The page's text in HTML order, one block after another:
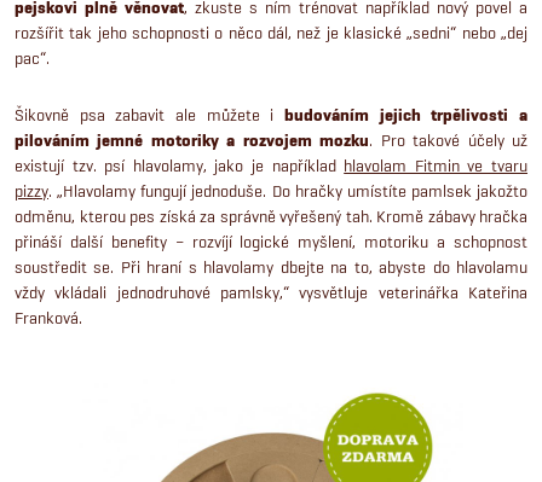
pejskovi plně věnovat, zkuste s ním trénovat například nový povel a
rozšířit tak jeho schopnosti o něco dál, než je klasické „sedni“ nebo „dej
pac“.
Šikovně psa zabavit ale můžete i budováním jejich trpělivosti a
pilováním jemné motoriky a rozvojem mozku. Pro takové účely už
existují tzv. psí hlavolamy, jako je například hlavolam Fitmin ve tvaru
pizzy. „Hlavolamy fungují jednoduše. Do hračky umístíte pamlsek jakožto
odměnu, kterou pes získá za správně vyřešený tah. Kromě zábavy hračka
přináší další benefity – rozvíjí logické myšlení, motoriku a schopnost
soustředit se. Při hraní s hlavolamy dbejte na to, abyste do hlavolamu
vždy vkládali jednodruhové pamlsky,“ vysvětluje veterinářka Kateřina
Franková.